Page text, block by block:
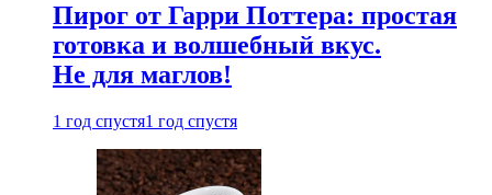
Пирог от Гарри Поттера: простая
готовка и волшебный вкус.
Не для маглов!
1 год спустя1 год спустя